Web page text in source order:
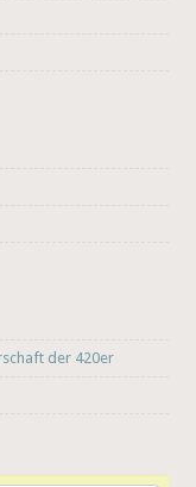
der 420er